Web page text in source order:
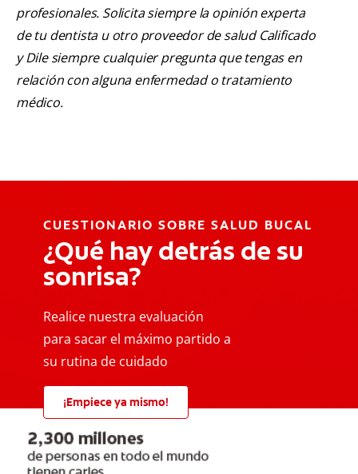
profesionales. Solicita siempre la opinión experta
de tu dentista u otro proveedor de salud Calificado
y Dile siempre cualquier pregunta que tengas en
relación con alguna enfermedad o tratamiento
médico.
CUESTIONARIO SOBRE SALUD BUCAL
¿Qué hay detrás de su
sonrisa?
Realice nuestra evaluación
para sacar el máximo partido a
su rutina de cuidado
¡Empiece ya mismo!